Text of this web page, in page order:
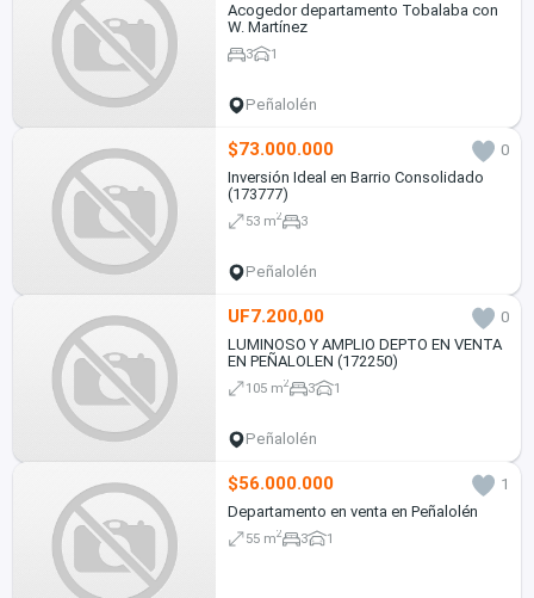
Acogedor departamento Tobalaba con
W. Martínez
3 1
Peñalolén
$73.000.000
0
Inversión Ideal en Barrio Consolidado
(173777)
53 m2 3
Peñalolén
UF7.200,00
0
LUMINOSO Y AMPLIO DEPTO EN VENTA
EN PEÑALOLEN (172250)
105 m2 3 1
Peñalolén
$56.000.000
1
Departamento en venta en Peñalolén
55 m2 3 1